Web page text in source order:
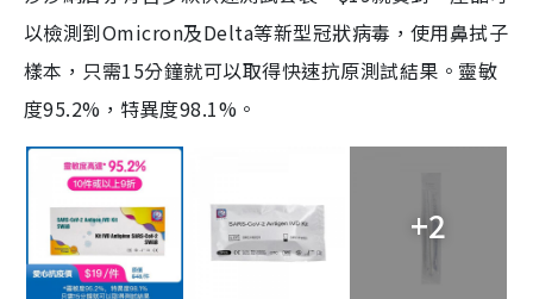
以檢測到Omicron及Delta等新型冠狀病毒，使用鼻拭子
樣本，只需15分鐘就可以取得快速抗原測試結果。靈敏
度95.2%，特異度98.1%。
+2